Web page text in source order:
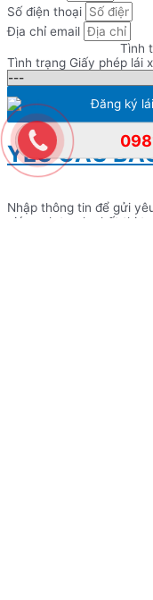
Số điện thoại
Địa chỉ email
Tình
Tình trạng Giấy phép lái
Đăng ký
YÊU CẦU
Nhập thông tin để gửi
giá cạnh tranh nhất thị